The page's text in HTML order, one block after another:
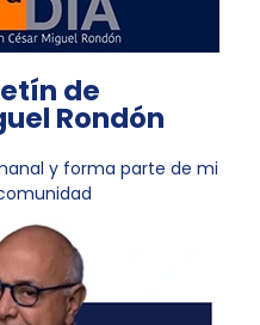
de
Rondón
y forma parte de mi